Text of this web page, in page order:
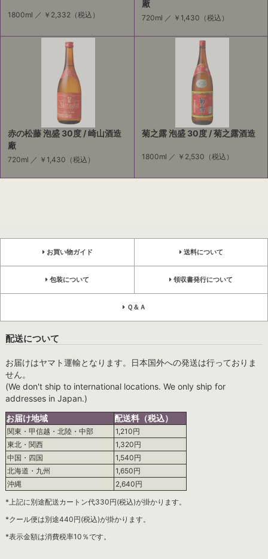
1800ml ／ ￥2,332 （税込）
廠
720ml ／ ￥1,430 （税込）
赤の松藤 泡盛 30度 / 崎山酒造
廠
720ml ／ ￥1,430 （税込）
菊之露 泡盛 30度 / 菊之露酒造
1800ml ／ ￥2,530 （税込）
お買い物ガイド 送料について
包装について 領収書発行について
Ｑ＆Ａ
配送について
お届けはヤマト運輸となります。日本国外への発送は行っておりま
せん。
(We don't ship to international locations. We only ship for
addresses in Japan.)
お届け地域
配送料（税込）
関東・甲信越・北陸・中部
1,210円
東北・関西
1,320円
中国・四国
1,540円
北海道・九州
1,650円
沖縄
2,640円
*上記に別途配送カートン代330円(税込)が掛かります。
*クール便は別途440円(税込)が掛かります。
*表示金額は消費税率10％です。